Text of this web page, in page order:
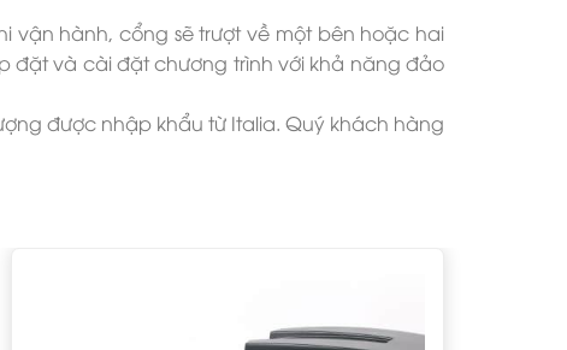
vận hành, cổng sẽ trượt về một bên hoặc hai
đặt và cài đặt chương trình với khả năng đảo
được nhập khẩu từ Italia. Quý khách hàng